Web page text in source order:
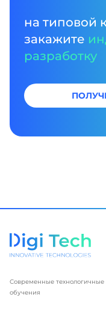
на типовой
закажите
разработку
Современные
обучения